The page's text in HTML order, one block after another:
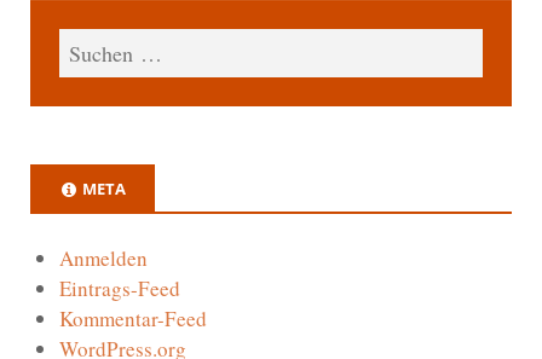
META
Anmelden
Eintrags-Feed
Kommentar-Feed
WordPress.org